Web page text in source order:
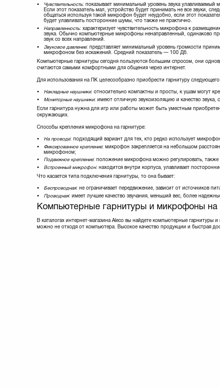
Чувствительность: показывает минимальный уровень звука улавливаемый
Если этот показатель мал, устройство будет принимать не все звуки,
общаться используя такой микрофон будет неудобно, если этот
будет улавливать посторонние шумы, что также не практично.
Направленность: характеризует чувствительность микрофона к
звука. Обычно компьютерные микрофоны ненаправленный, одинаково
звук со всех направлений.
Звуковое давление: представляет минимальный уровень громкости
микрофоном без искажений. Средний показатель — 100 Дб.
Компьютерные гарнитуры сегодня пользуются большим спросом, они
считаются самыми комфортными для общения через интернет.
Для использования на ПК целесообразно приобрести гарнитуру
Накладные наушники: относительно компактны и просты, к ушам могут
Мониторные наушники: имеют отличную звукоизоляцию и качество
Если гарнитура нужна для игр или работы может быть уместным
окружающих.
Способы крепления микрофона на гарнитуре:
На проводе: подходящий вариант для тех, кто редко использует
Фиксированное крепление: микрофон закрепляется на небольшом
микрофоном;
Подвижное крепление: положение микрофона можно регулировать, также
Встроенный микрофон: находится внутри корпуса, улавливает
Что касается типа подключения гарнитуры, то она бывает:
Беспроводная: не ограничивает передвижение, зависит от источников
Проводная: имеет лучшее качество звучания, меньший вес, более
Компьютерные гарнитуры и микрофоны на
В каталогах интернет-магазина Aleco вы найдете компьютерные
можно не отходя от компьютера. Высокое качество продукции и быстрая